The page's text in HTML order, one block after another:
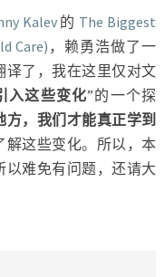
Kalev的 The Biggest
Care) ，赖勇浩做了一
译了，我在这里仅对文
入这些变化”的一个探
，我们才能真正学到
解这些变化。所以，本
难免有问题，还请大